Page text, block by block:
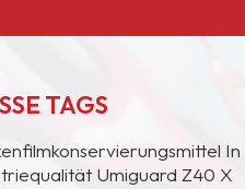
TAGS
In
Umiguard Z40 X